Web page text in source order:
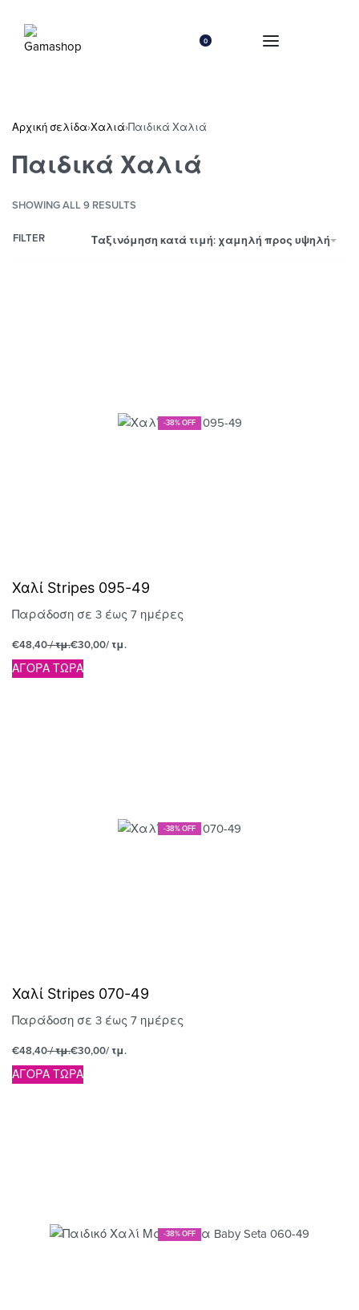
0
Αρχική σελίδα›Χαλιά›Παιδικά Χαλιά
Παιδικά Χαλιά
SHOWING ALL 9 RESULTS
Ταξινόμηση κατά τιμή: χαμηλή προς υψηλή
FILTER
-38% OFF
Χαλί Stripes 095-49
Παράδοση σε 3 έως 7 ημέρες
€48,40/ τμ.€30,00/ τμ.
ΑΓΟΡΑ ΤΩΡΑ
-38% OFF
Χαλί Stripes 070-49
Παράδοση σε 3 έως 7 ημέρες
€48,40/ τμ.€30,00/ τμ.
ΑΓΟΡΑ ΤΩΡΑ
-38% OFF